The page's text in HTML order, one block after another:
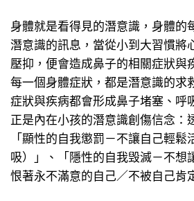
身體就是看得見的潛意識，身體的
潛意識的訊息，當從小到大習慣將
壓抑，便會造成鼻子的相關症狀與
每一個身體症狀，都是潛意識的求
症狀與疾病都會形成鼻子堵塞、呼
正是內在小孩的潛意識創傷信念：
「顯性的自我懲罰－不讓自己輕鬆
吸）」、「隱性的自我毁滅－不想
恨著永不滿意的自己／不被自己肯